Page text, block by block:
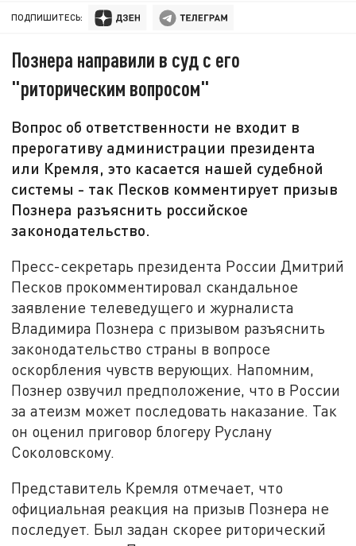
ПОДПИШИТЕСЬ:
Познера направили в суд с его
"риторическим вопросом"
Вопрос об ответственности не входит в
прерогативу администрации президента
или Кремля, это касается нашей судебной
системы - так Песков комментирует призыв
Познера разъяснить российское
законодательство.
Пресс-секретарь президента России Дмитрий
Песков прокомментировал скандальное
заявление телеведущего и журналиста
Владимира Познера с призывом разъяснить
законодательство страны в вопросе
оскорбления чувств верующих. Напомним,
Познер озвучил предположение, что в России
за атеизм может последовать наказание. Так
он оценил приговор блогеру Руслану
Соколовскому.
Представитель Кремля отмечает, что
официальная реакция на призыв Познера не
последует. Был задан скорее риторический